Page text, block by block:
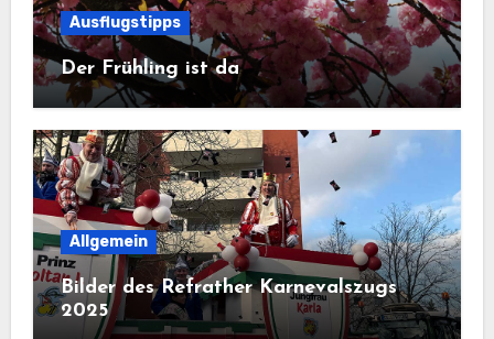
Ausflugstipps
Der Frühling ist da
Allgemein
Bilder des Refrather Karnevalszugs
2025